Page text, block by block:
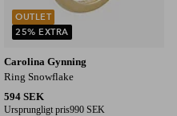
Carolina Gynning
Ring Snowflake
594 SEK
Ursprungligt pris990 SEK
OUTLET
25% EXTRA